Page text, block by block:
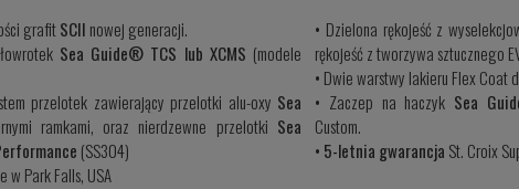
grafitSCII nowej generacji.
Sea Guide® TCS lub XCMS (modele
przelotek zawierający przelotki alu-oxy Sea
ramkami, oraz nierdzewne przelotki Sea
(SS304)
w Park Falls, USA
• Dzielona rękojeść z
rękojeść z tworzywa sztucznego
• Dwie warstwy lakieru Flex Coat
• Zaczep na haczyk Sea
Custom.
• 5-letnia gwarancja St. Croix